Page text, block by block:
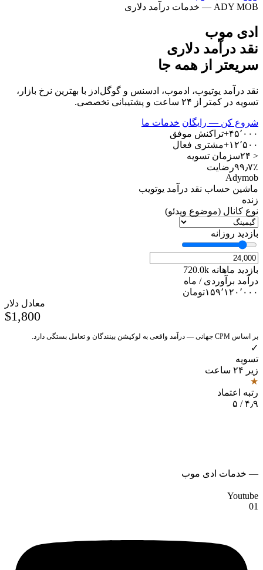
ADY MOB — خدمات درآمد دلاری
ادی موب
نقد درآمد دلاری
سریعتر از همه جا
نقد درآمد یوتیوب، ادموب، ادسنس و گوگل‌ادز با بهترین نرخ بازار،
تسویه در کمتر از ۲۴ ساعت و پشتیبانی تخصصی.
شروع کن — رایگان خدمات ما
۴۵٬۰۰۰+ تراکنش موفق
۱۲٬۵۰۰+
مشتری فعال
< ۲۴س
زمان تسویه
۹۹٫۷٪رضایت
Adymob
ماشین حساب نقد درآمد یوتویب
زنده
نوع کانال (موضوع ویدئو)
بازدید روزانه
بازدید ماهانه 720.0k
درآمد برآوردی / ماه
۱۵۹٬۱۲۰٬۰۰۰تومان
معادل دلار
$1,800
بر اساس CPM جهانی — درآمد واقعی به لوکیشن بینندگان و تعامل بستگی دارد.
✓
تسویه
زیر ۲۴ ساعت
★
رتبه اعتماد
۴٫۹ / ۵
— خدمات ادی موب
Youtube
01